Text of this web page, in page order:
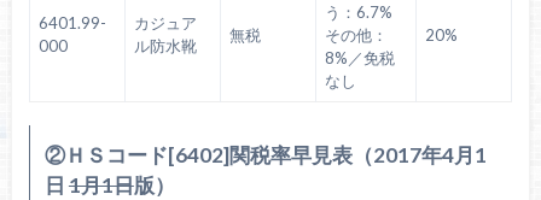
6401.99-
000
カジュア
ル防水靴
無税
う：6.7%
その他：
8%／免税
なし
20%
②ＨＳコード[6402]関税率早見表（2017年4月1
日 1月1日版）